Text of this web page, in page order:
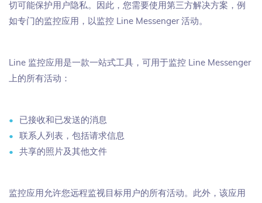
切可能保护用户隐私。因此，您需要使用第三方解决方案，例
如专门的监控应用，以监控 Line Messenger 活动。
Line 监控应用是一款一站式工具，可用于监控 Line Messenger
上的所有活动：
已接收和已发送的消息
联系人列表，包括请求信息
共享的照片及其他文件
监控应用允许您远程监视目标用户的所有活动。此外，该应用